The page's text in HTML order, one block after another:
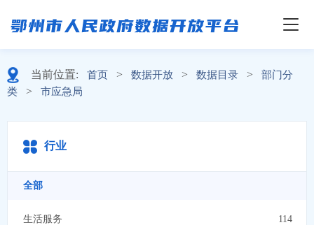
当前位置: 首页 > 数据开放 > 数据目录 >
部门分
类
> 市应急局
行业
全部
生活服务 114